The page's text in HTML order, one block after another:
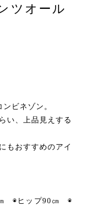
ツオール
ビネゾン。
い、上品見えする
もおすすめのアイ
◉ヒップ90㎝ ◉